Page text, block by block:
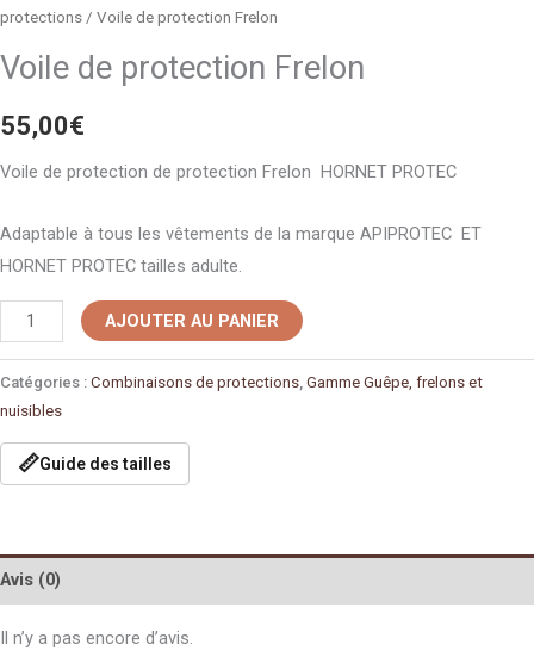
protections / Voile de protection Frelon
Voile de protection Frelon
55,00€
Voile de protection de protection Frelon HORNET PROTEC
Adaptable à tous les vêtements de la marque APIPROTEC ET
HORNET PROTEC tailles adulte.
AJOUTER AU PANIER
Catégories : Combinaisons de protections, Gamme Guêpe, frelons et
nuisibles
📏Guide des tailles
Avis (0)
Il n’y a pas encore d’avis.